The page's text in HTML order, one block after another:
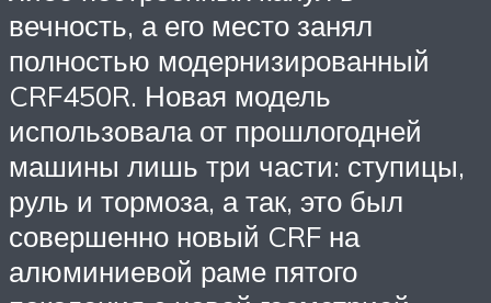
вечность, а его место занял
полностью модернизированный
CRF450R. Новая модель
использовала от прошлогодней
машины лишь три части: ступицы,
руль и тормоза, а так, это был
совершенно новый CRF на
алюминиевой раме пятого